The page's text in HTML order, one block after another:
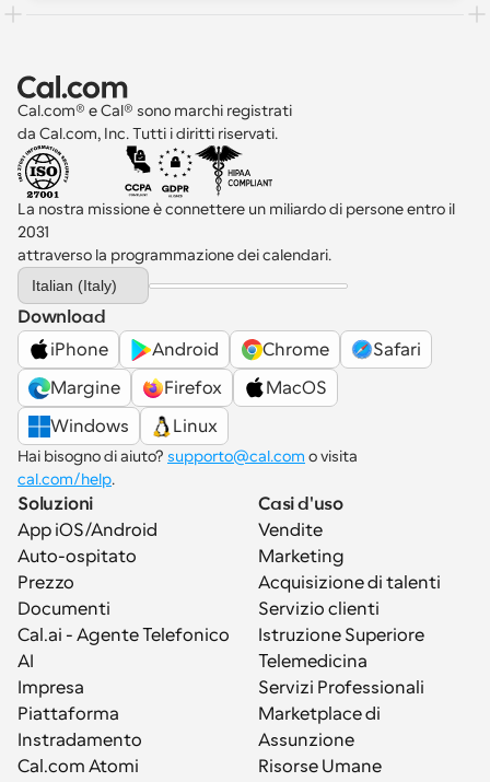
Cal.com® e Cal® sono marchi registrati
da Cal.com, Inc. Tutti i diritti riservati.
La nostra missione è connettere un miliardo di persone entro il
2031
attraverso la programmazione dei calendari.
Select Language
Italian (Italy)
Download
iPhone
Android Chrome
Safari
Margine
Firefox
MacOS
Windows
Linux
Hai bisogno di aiuto? supporto@cal.com
cal.com/help.
Soluzioni
App iOS/Android
Auto-ospitato
Prezzo
Documenti
Cal.ai - Agente Telefonico
AI
Impresa
Piattaforma
Instradamento
Cal.com Atomi
Casi d'uso
Vendite
Marketing
Acquisizione di talenti
Servizio clienti
Istruzione Superiore
Telemedicina
Servizi Professionali
Marketplace di
Assunzione
Risorse Umane